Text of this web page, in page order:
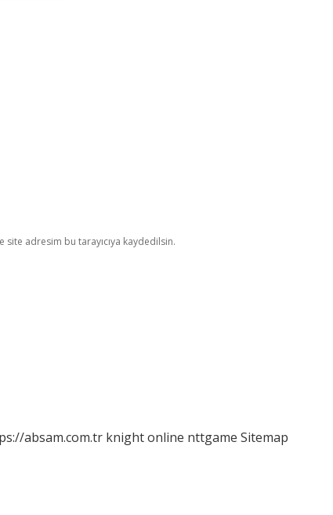
site adresim bu tarayıcıya kaydedilsin.
absam.com.tr knight online nttgame Sitemap